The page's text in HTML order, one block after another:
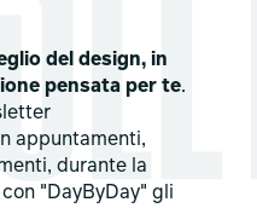
del design, in
pensata per te.
appuntamenti,
durante la
"DayByDay" gli